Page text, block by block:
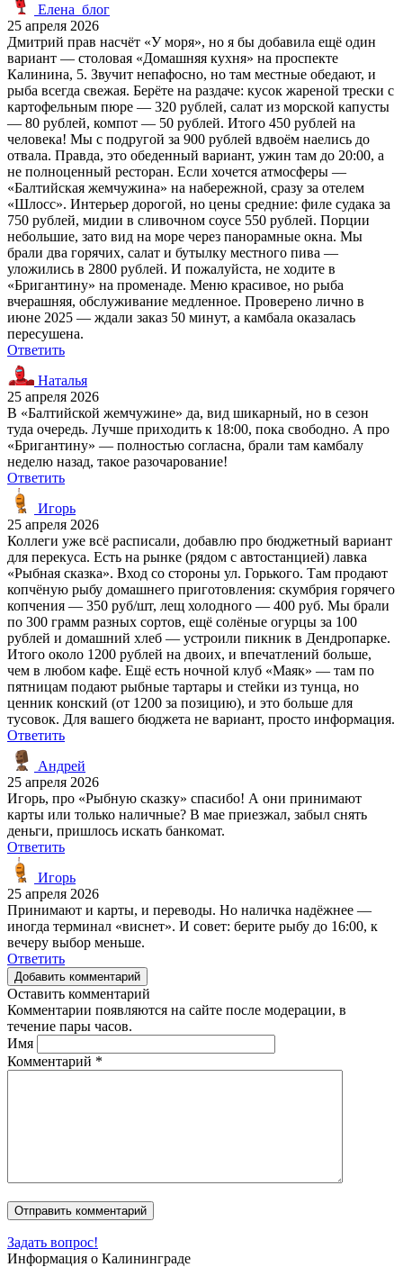
Елена_блог
25 апреля 2026
Дмитрий прав насчёт «У моря», но я бы добавила ещё один
вариант — столовая «Домашняя кухня» на проспекте
Калинина, 5. Звучит непафосно, но там местные обедают, и
рыба всегда свежая. Берёте на раздаче: кусок жареной трески с
картофельным пюре — 320 рублей, салат из морской капусты
— 80 рублей, компот — 50 рублей. Итого 450 рублей на
человека! Мы с подругой за 900 рублей вдвоём наелись до
отвала. Правда, это обеденный вариант, ужин там до 20:00, а
не полноценный ресторан. Если хочется атмосферы —
«Балтийская жемчужина» на набережной, сразу за отелем
«Шлосс». Интерьер дорогой, но цены средние: филе судака за
750 рублей, мидии в сливочном соусе 550 рублей. Порции
небольшие, зато вид на море через панорамные окна. Мы
брали два горячих, салат и бутылку местного пива —
уложились в 2800 рублей. И пожалуйста, не ходите в
«Бригантину» на променаде. Меню красивое, но рыба
вчерашняя, обслуживание медленное. Проверено лично в
июне 2025 — ждали заказ 50 минут, а камбала оказалась
пересушена.
Ответить
Наталья
25 апреля 2026
В «Балтийской жемчужине» да, вид шикарный, но в сезон
туда очередь. Лучше приходить к 18:00, пока свободно. А про
«Бригантину» — полностью согласна, брали там камбалу
неделю назад, такое разочарование!
Ответить
Игорь
25 апреля 2026
Коллеги уже всё расписали, добавлю про бюджетный вариант
для перекуса. Есть на рынке (рядом с автостанцией) лавка
«Рыбная сказка». Вход со стороны ул. Горького. Там продают
копчёную рыбу домашнего приготовления: скумбрия горячего
копчения — 350 руб/шт, лещ холодного — 400 руб. Мы брали
по 300 грамм разных сортов, ещё солёные огурцы за 100
рублей и домашний хлеб — устроили пикник в Дендропарке.
Итого около 1200 рублей на двоих, и впечатлений больше,
чем в любом кафе. Ещё есть ночной клуб «Маяк» — там по
пятницам подают рыбные тартары и стейки из тунца, но
ценник конский (от 1200 за позицию), и это больше для
тусовок. Для вашего бюджета не вариант, просто информация.
Ответить
Андрей
25 апреля 2026
Игорь, про «Рыбную сказку» спасибо! А они принимают
карты или только наличные? В мае приезжал, забыл снять
деньги, пришлось искать банкомат.
Ответить
Игорь
25 апреля 2026
Принимают и карты, и переводы. Но наличка надёжнее —
иногда терминал «виснет». И совет: берите рыбу до 16:00, к
вечеру выбор меньше.
Ответить
Добавить комментарий
Оставить комментарий
Комментарии появляются на сайте после модерации, в
течение пары часов.
Имя
Комментарий *
Задать вопрос!
Информация о Калининграде